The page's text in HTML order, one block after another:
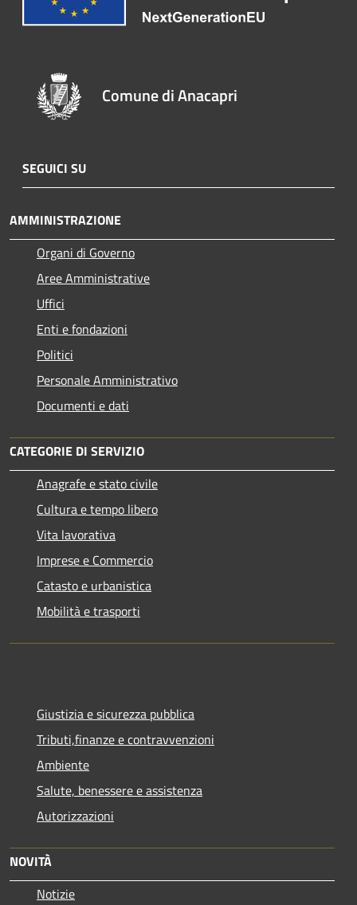
Comune di Anacapri
SEGUICI SU
AMMINISTRAZIONE
Organi di Governo
Aree Amministrative
Uffici
Enti e fondazioni
Politici
Personale Amministrativo
Documenti e dati
CATEGORIE DI SERVIZIO
Anagrafe e stato civile
Cultura e tempo libero
Vita lavorativa
Imprese e Commercio
Catasto e urbanistica
Mobilità e trasporti
Giustizia e sicurezza pubblica
Tributi,finanze e contravvenzioni
Ambiente
Salute, benessere e assistenza
Autorizzazioni
NOVITÀ
Notizie